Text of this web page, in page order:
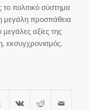
πολιτικό σύστημα
μεγάλη προσπάθεια
μεγάλες αξίες της
εκσυγχρονισμός.